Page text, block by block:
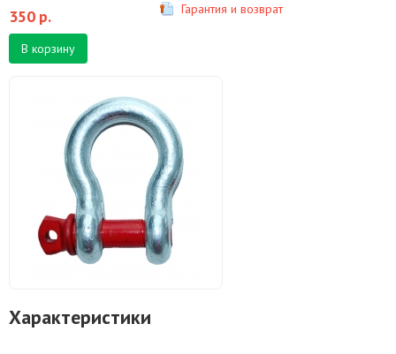
350 р.
В корзину
Гарантия и возврат
Характеристики